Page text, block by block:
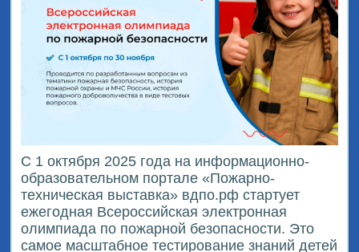
С 1 октября 2025 года на информационно-
образовательном портале «Пожарно-
техническая выставка» вдпо.рф стартует
ежегодная Всероссийская электронная
олимпиада по пожарной безопасности. Это
самое масштабное тестирование знаний детей